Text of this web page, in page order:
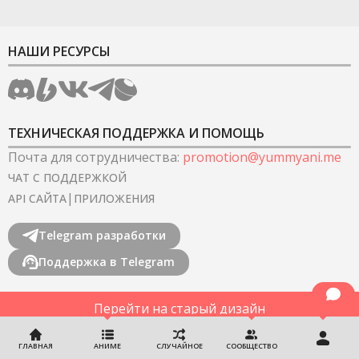
ГЛАВНАЯ АНИМЕ СЛУЧАЙНОЕ СООБЩЕСТВО
НАШИ РЕСУРСЫ
ТЕХНИЧЕСКАЯ ПОДДЕРЖКА И ПОМОЩЬ
Почта для сотрудничества: promotion@yummyani.me
ЧАТ С ПОДДЕРЖКОЙ
API САЙТА| ПРИЛОЖЕНИЯ
Telegram разработки
Поддержка в Telegram
Перейти на старый дизайн
©2022-2026YummyAnime.Все права защищены